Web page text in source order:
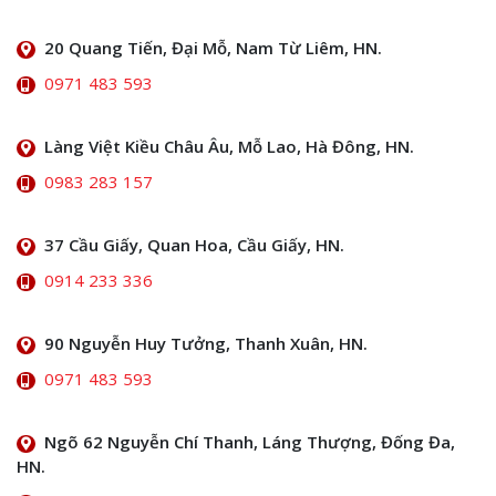
20 Quang Tiến, Đại Mỗ, Nam Từ Liêm, HN.
0971 483 593
Làng Việt Kiều Châu Âu, Mỗ Lao, Hà Đông, HN.
0983 283 157
37 Cầu Giấy, Quan Hoa, Cầu Giấy, HN.
0914 233 336
90 Nguyễn Huy Tưởng, Thanh Xuân, HN.
0971 483 593
Ngõ 62 Nguyễn Chí Thanh, Láng Thượng, Đống Đa,
HN.